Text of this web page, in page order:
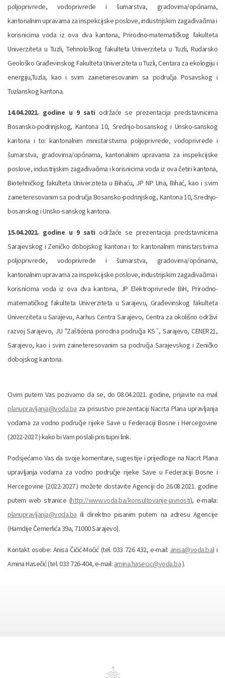
poljoprivrede, vodoprivrede i šumarstva, gradovima/općinama,
kantonalnim upravama za inspekcijske poslove, industrijskim zagađivačima i
korisnicima voda iz ova dva kantona, Prirodno-matematičkog fakulteta
Univerziteta u Tuzli, Tehnološkog fakulteta Univerziteta u Tuzli, Rudarsko
Geološko Građevinskog Fakulteta Univerziteta u Tuzli, Centara za ekologiju i
energiju,Tuzla, kao i svim zaineteresovanim sa područja Posavskog i
Tuzlanskog kantona.
14.04.2021. godine u 9 sati održaće se prezentacija predstavnicima
Bosansko-podrinjskog, Kantona 10, Srednjo-bosanskog i Unsko-sanskog
kantona i to: kantonalnim ministarstvima poljoprivrede, vodoprivrede i
šumarstva, gradovima/općinama, kantonalnim upravama za inspekcijske
poslove, industrijskim zagađivačima i korisnicima voda iz ova četiri kantona,
Biotehničkog fakulteta Univerziteta u Bihaću, JP NP Una, Bihać, kao i svim
zaineteresovanim sa područja Bosansko-podrinjskog, Kantona 10, Srednjo-
bosanskog i Unsko-sanskog kantona.
15.04.2021. godine u 9 sati održaće se prezentacija predstavnicima
Sarajevskog i Zeničko dobojskog kantona i to: kantonalnim ministarstvima
poljoprivrede, vodoprivrede i šumarstva, gradovima/općinama,
kantonalnim upravama za inspekcijske poslove, industrijskim zagađivačima i
korisnicima voda iz ova dva kantona, JP Elektroprivrede BiH, Prirodno-
matematičkog fakulteta Univerziteta u Sarajevu, Građevinskog fakulteta
Univerziteta u Sarajevu, Aarhus Centra Sarajevo, Centra za okolišno održivi
razvoj Sarajevo, JU "Zaštićena prirodna područja KS˝, Sarajevo, CENER21,
Sarajevo, kao i svim zaineteresovanim sa područja Sarajevskog i Zeničko
dobojskog kantona.
Ovim putem Vas pozivamo da se, do 08.04.2021. godine, prijavite na mail
planupravljanja@voda.ba za prisustvo prezentaciji Nacrta Plana upravljanja
vodama za vodno područje rijeke Save u Federaciji Bosne i Hercegovine
(2022-2027.) kako bi Vam poslali pristupni link.
Podsjećamo Vas da svoje komentare, sugestije i prijedloge na Nacrt Plana
upravljanja vodama za vodno područje rijeke Save u Federaciji Bosne i
Hercegovine (2022-2027.) možete dostavite Agenciji do 26.08.2021. godine
putem web stranice (http://www.voda.ba/konsultovanje-javnosti), e-maila:
planupravljanja@voda.ba ili direktno pisanim putem na adresu Agencije
(Hamdije Čemerlića 39a, 71000 Sarajevo).
Kontakt osobe: Anisa Čičić-Močić (tel. 033 726 432, e-mail: anisa@voda.ba) i
Amina Hasečić (tel. 033 726-404, e-mail: amina.hasecic@voda.ba).